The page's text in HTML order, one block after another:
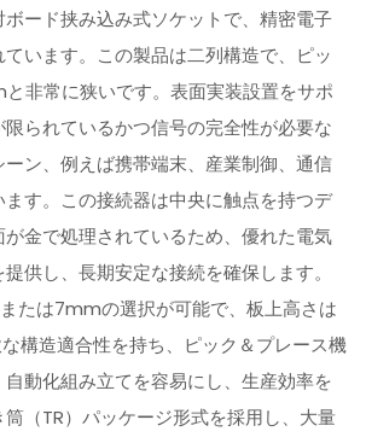
ード挟み込み式ソケットで、精密電子
います。この製品は二列構造で、ピッ
非常に狭いです。表面実装設置をサポ
られているかつ信号の完全性が必要な
ン、例えば携帯端末、産業制御、通信
す。この接続器は中央に触点を持つデ
金で処理されているため、優れた電気
供し、長期安定な接続を確保します。
たは7mmの選択が可能で、板上高さは
構造適合性を持ち、ピック＆プレース機
動化組み立てを容易にし、生産効率を
（TR）パッケージ形式を採用し、大量